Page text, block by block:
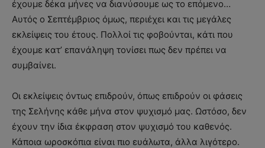
έχουμε δέκα μήνες να διανύσουμε ως το επόμενο…
Αυτός ο Σεπτέμβριος όμως, περιέχει και τις μεγάλες
εκλείψεις του έτους. Πολλοί τις φοβούνται, κάτι που
έχουμε κατ’ επανάληψη τονίσει πως δεν πρέπει να
συμβαίνει.
Οι εκλείψεις όντως επιδρούν, όπως επιδρούν οι φάσεις
της Σελήνης κάθε μήνα στον ψυχισμό μας. Ωστόσο, δεν
έχουν την ίδια έκφραση στον ψυχισμό του καθενός.
Κάποια ωροσκόπια είναι πιο ευάλωτα, άλλα λιγότερο.